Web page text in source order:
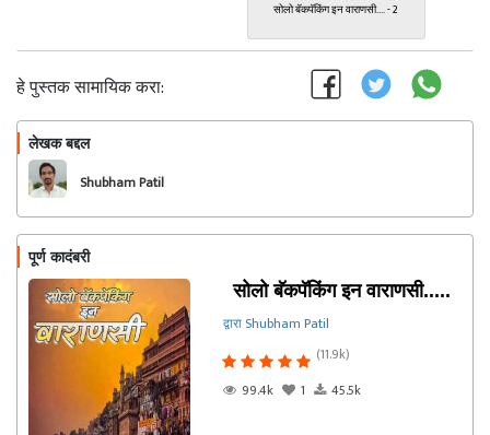
सोलो बॅकपॅकिंग इन वाराणसी.... - 2
हे पुस्तक सामायिक करा:
लेखक बद्दल
Shubham Patil
पूर्ण कादंबरी
सोलो बॅकपॅकिंग इन वाराणसी.....
द्वारा Shubham Patil
(11.9k)
99.4k
1 45.5k